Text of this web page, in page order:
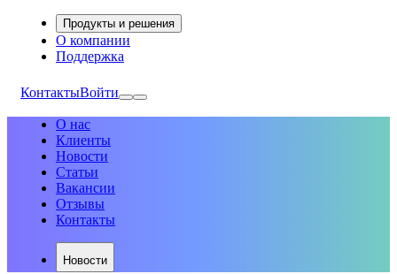
Продукты и решения
О компании
Поддержка
КонтактыВойти
О нас
Клиенты
Новости
Статьи
Вакансии
Отзывы
Контакты
Новости